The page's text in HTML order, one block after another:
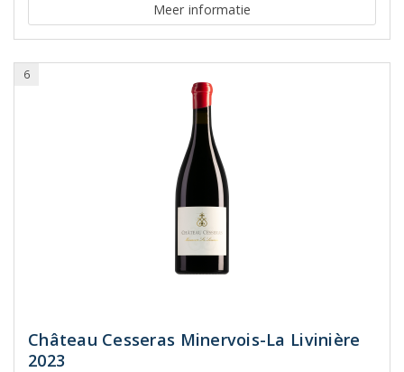
Meer informatie
6
Château Cesseras Minervois-La Livinière
2023